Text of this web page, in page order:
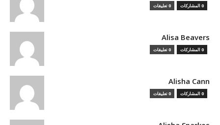
0 المشاركات 0 تعليقات
Alisa Beavers
0 المشاركات 0 تعليقات
Alisha Cann
0 المشاركات 0 تعليقات